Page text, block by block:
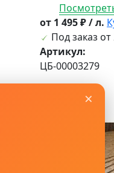
от 1 495 ₽ / л.
Под заказ от
Артикул:
ЦБ-00003279
×